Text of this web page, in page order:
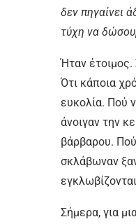
δεν πηγαίνει
τύχη να
Ήταν έτοιμος.
Ότι κάποια
ευκολία. Πού
άνοιγαν την
βάρβαρου.
σκλάβωναν
Σήμερα, για